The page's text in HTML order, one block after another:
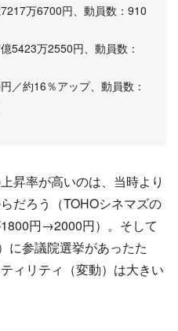
万6700円、動員数：910
5423万2550円、動員数：
／約16％アップ、動員数：
昇率が高いのは、当時より
だろう（TOHOシネマズの
円→2000円）。そして
に参議院選挙があったた
ィリティ（変動）は大きい